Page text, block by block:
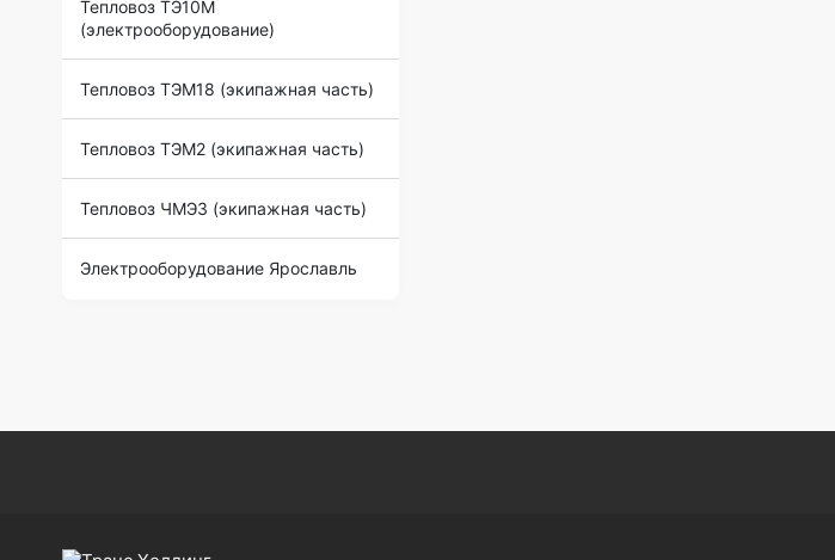
Тепловоз ТЭ10М
(электрооборудование)
Тепловоз ТЭМ18 (экипажная часть)
Тепловоз ТЭМ2 (экипажная часть)
Тепловоз ЧМЭ3 (экипажная часть)
Электрооборудование Ярославль